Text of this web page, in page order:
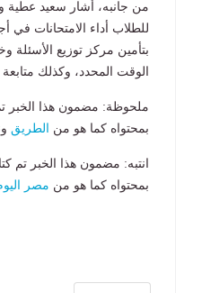
من جانبه، أشار سعيد عطية
للطلاب أداء الامتحانات في
بتأمين مركز توزيع
الوقت المحدد، وكذلك
ملحوظة: مضمون هذا الخبر
بمحتواه كما هو من
الطريق
انتبه: مضمون هذا الخبر تم
بمحتواه كما هو من مصر